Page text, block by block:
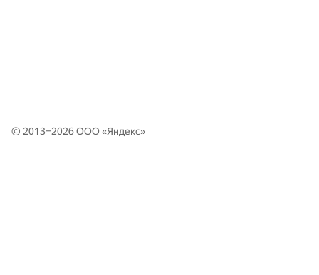
© 2013–2026 ООО «Яндекс»